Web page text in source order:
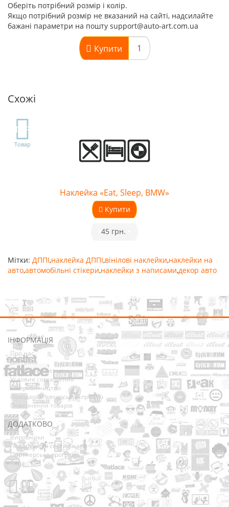
Оберіть потрібний розмір і колір.
Якщо потрібний розмір не вказаний на сайті, надсилайте
бажані параметри на пошту support@auto-art.com.ua
Купити
Схожі
TOP
Товар
Наклейка «Eat, Sleep, BMW»
Купити
45 грн.
Мітки: ДППІ,наклейка ДППІ,вінілові наклейки,наклейки на
авто,автомобільні стікери,наклейки з написами,декор авто
ІНФОРМАЦІЯ
Про нас
Доставка
Оплата та Доставка
Условия соглашения
Співробітництво
Володарям авторських прав
Повернення товарів
ДОДАТКОВО
Виробники
Подарункові сертифікати
Партнерська програма
Акції